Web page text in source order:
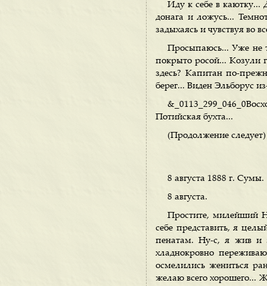
Иду к себе в каютку...
донага и ложусь...
задыхаясь и чувствуя во
Просыпаюсь... Уже не
покрыто росой... Козули
здесь? Капитан по-
берег... Виден Эльборус
Потийская бухта...
(Продолжение следует)
8 августа 1888 г. Сумы.
8 августа.
Простите, милейший
себе представить, я
пенатам. Ну-с, я жив и
хладнокровно
осмелились жениться
желаю всего хорошего...